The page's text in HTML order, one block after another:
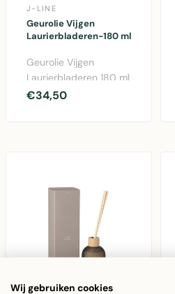
J-LINE
Geurolie Vijgen
Laurierbladeren-180 ml
Geurolie Vijgen
Laurierbladeren 180 ml
- verfijnde groene geur
€34,50
Wij gebruiken cookies